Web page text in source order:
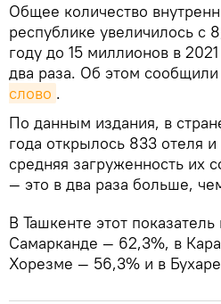
Общее количество
республике увеличилось с
году до 15 миллионов в
два раза. Об этом сообщили
слово .
По данным издания, в
года открылось 833 отеля
средняя загруженность их
— это в два раза больше,
В Ташкенте этот
Самарканде — 62,3%, в
Хорезме — 56,3% и в